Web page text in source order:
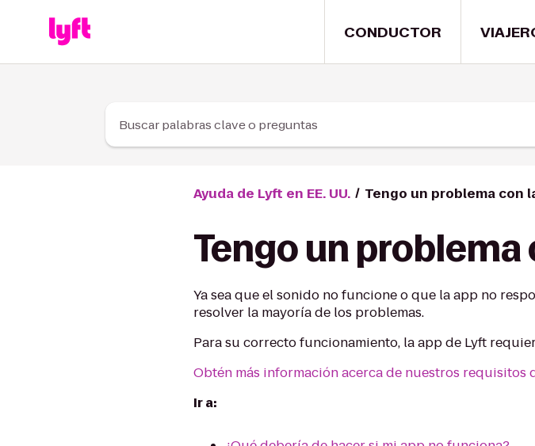
CONDUCTOR
Buscar palabras clave o preguntas
Ayuda de Lyft en EE. UU. Tengo un problema con
Tengo un problema
Ya sea que el sonido no funcione o que la app no
resolver la mayoría de los problemas.
Para su correcto funcionamiento, la app de Lyft
Obtén más información acerca de nuestros requisitos
Ir a: